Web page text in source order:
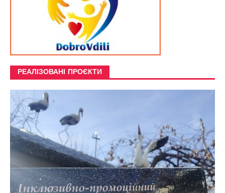
РЕАЛІЗОВАНІ ПРОЄКТИ